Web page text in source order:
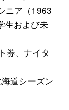
ア（1963
および未
券、ナイタ
道シーズン